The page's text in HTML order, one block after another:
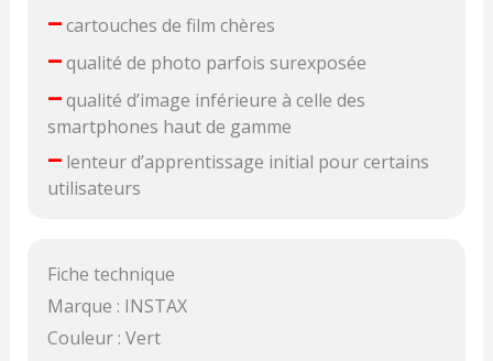
–cartouches de film chères
–qualité de photo parfois surexposée
–qualité d’image inférieure à celle des
smartphones haut de gamme
–lenteur d’apprentissage initial pour certains
utilisateurs
Fiche technique
Marque : INSTAX
Couleur : Vert